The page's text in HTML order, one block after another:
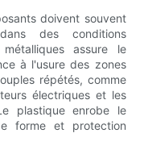
doivent souvent
des conditions
assure le
à l'usure des zones
répétés, comme
électriques et les
plastique enrobe le
forme et protection